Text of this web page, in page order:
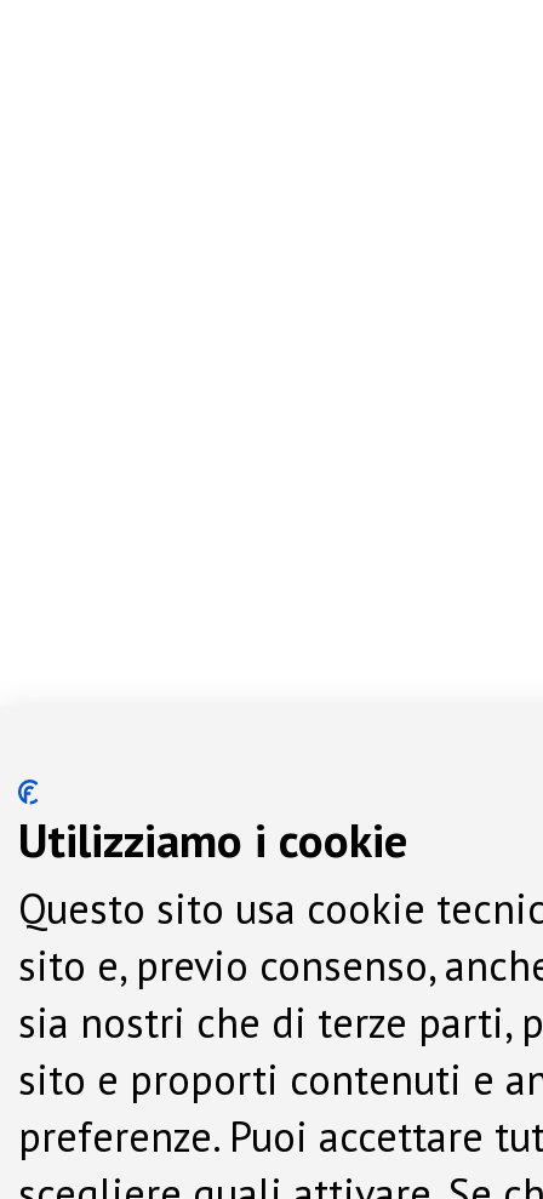
Utilizziamo i cookie
Questo sito usa cookie
sito e, previo consenso,
sia nostri che di terze parti,
sito e proporti contenuti e
preferenze. Puoi accettare